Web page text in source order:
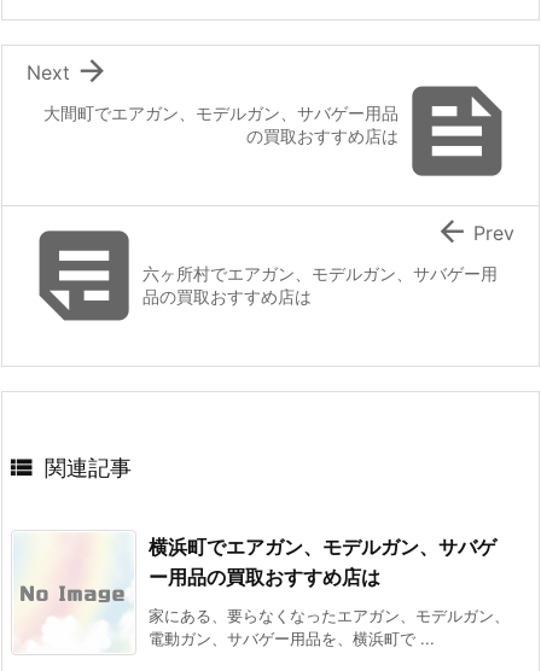

大間町でエアガン、モデルガン、サバゲー用品
の買取おすすめ店は

Next
六ヶ所村でエアガン、モデルガン、サバゲー用
品の買取おすすめ店は
 Prev
 関連記事
横浜町でエアガン、モデルガン、サバゲ
ー用品の買取おすすめ店は
家にある、要らなくなったエアガン、モデルガン、
電動ガン、サバゲー用品を、横浜町で ...